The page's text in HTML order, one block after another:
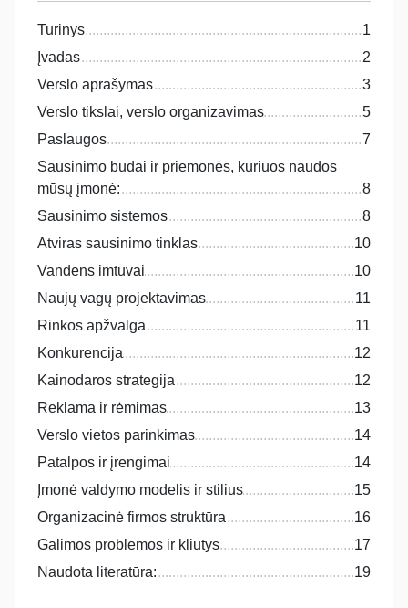
Turinys
1
Įvadas
2
Verslo aprašymas
3
Verslo tikslai, verslo organizavimas
5
Paslaugos
7
Sausinimo būdai ir priemonės, kuriuos naudos
mūsų įmonė:
8
Sausinimo sistemos
8
Atviras sausinimo tinklas
10
Vandens imtuvai
10
Naujų vagų projektavimas
11
Rinkos apžvalga
11
Konkurencija
12
Kainodaros strategija
12
Reklama ir rėmimas
13
Verslo vietos parinkimas
14
Patalpos ir įrengimai
14
Įmonė valdymo modelis ir stilius
15
Organizacinė firmos struktūra
16
Galimos problemos ir kliūtys
17
Naudota literatūra:
19